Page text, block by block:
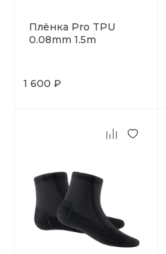
Плёнка Pro TPU
0.08mm 1.5m
1 600 ₽